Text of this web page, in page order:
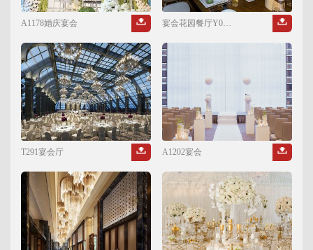
A1178婚庆宴会 宴会花园餐厅Y00011
T291宴会厅 A1202宴会